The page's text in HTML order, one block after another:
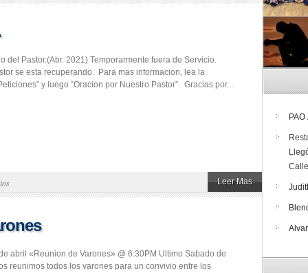
del Pastor.(Abr. 2021) Temporarmente fuera de Servicio.
se esta recuperando. Para mas informacion, lea la
y luego “Oracion por Nuestro Pastor”. Gracias por...
Leer Mas
abril «Reunion de Varones» @ 6:30PM Ultimo Sabado de
reunimos todos los varones para un convivio entre los